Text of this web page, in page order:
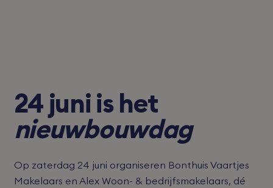
24 juni is het
nieuwbouwdag
Op zaterdag 24 juni organiseren Bonthuis Vaartjes
Makelaars en Alex Woon- & bedrijfsmakelaars, dé